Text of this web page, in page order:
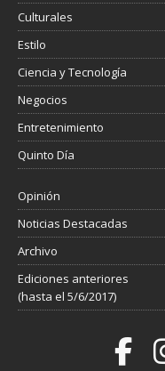
Culturales
Estilo
Ciencia y Tecnología
Negocios
Entretenimiento
Quinto Día
Opinión
Noticias Destacadas
Archivo
Ediciones anteriores
(hasta el 5/6/2017)